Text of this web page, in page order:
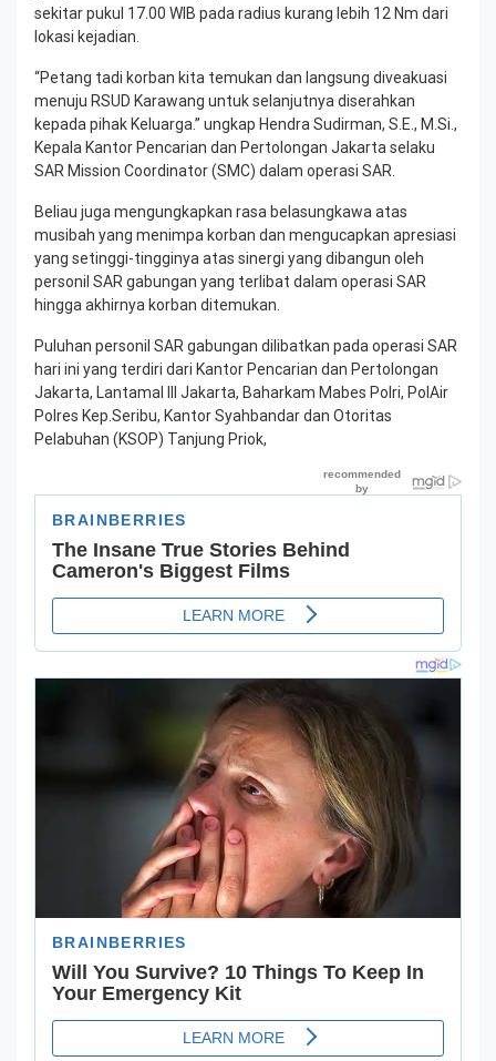
sekitar pukul 17.00 WIB pada radius kurang lebih 12 Nm dari
lokasi kejadian.
“Petang tadi korban kita temukan dan langsung diveakuasi
menuju RSUD Karawang untuk selanjutnya diserahkan
kepada pihak Keluarga.” ungkap Hendra Sudirman, S.E., M.Si.,
Kepala Kantor Pencarian dan Pertolongan Jakarta selaku
SAR Mission Coordinator (SMC) dalam operasi SAR.
Beliau juga mengungkapkan rasa belasungkawa atas
musibah yang menimpa korban dan mengucapkan apresiasi
yang setinggi-tingginya atas sinergi yang dibangun oleh
personil SAR gabungan yang terlibat dalam operasi SAR
hingga akhirnya korban ditemukan.
Puluhan personil SAR gabungan dilibatkan pada operasi SAR
hari ini yang terdiri dari Kantor Pencarian dan Pertolongan
Jakarta, Lantamal III Jakarta, Baharkam Mabes Polri, PolAir
Polres Kep.Seribu, Kantor Syahbandar dan Otoritas
Pelabuhan (KSOP) Tanjung Priok,